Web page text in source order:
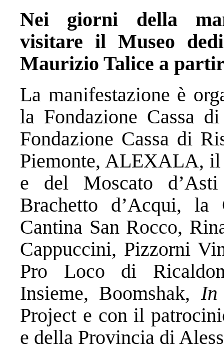
Nei giorni della
visitare il Museo
Maurizio Talice a
La manifestazione è
la Fondazione Cassa
Fondazione Cassa di
Piemonte, ALEXALA, il
e del Moscato
Brachetto d’Acqui, la
Cantina San Rocco,
Cappuccini, Pizzorni
Pro Loco di
Insieme, Boomshak, In
Project e con il
e della Provincia di